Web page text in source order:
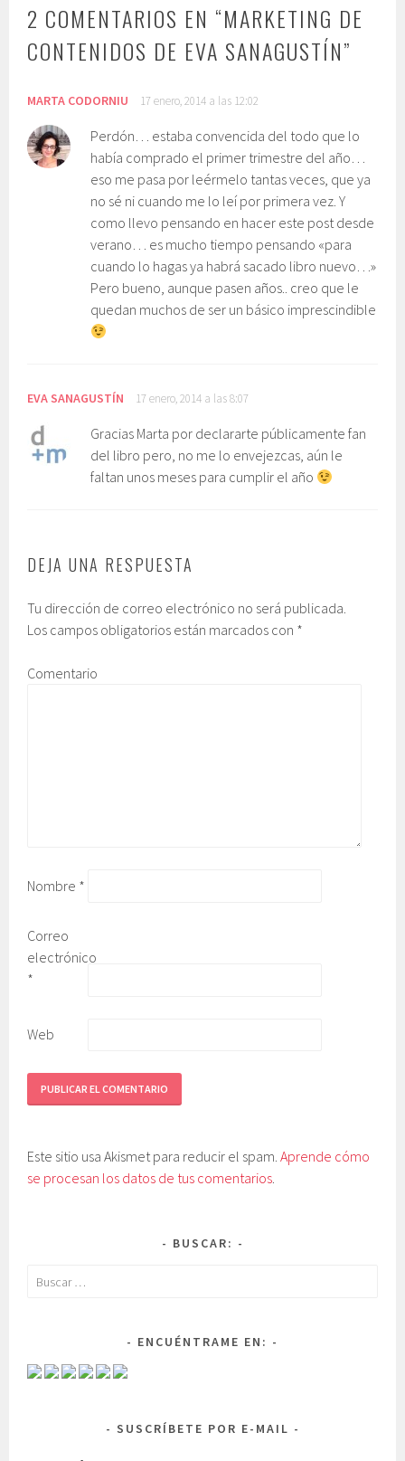
2 COMENTARIOS EN “MARKETING DE
CONTENIDOS DE EVA SANAGUSTÍN”
MARTA CODORNIU 17 enero, 2014 a las 12:02
Perdón… estaba convencida del todo que lo
había comprado el primer trimestre del año…
eso me pasa por leérmelo tantas veces, que ya
no sé ni cuando me lo leí por primera vez. Y
como llevo pensando en hacer este post desde
verano… es mucho tiempo pensando «para
cuando lo hagas ya habrá sacado libro nuevo…»
Pero bueno, aunque pasen años.. creo que le
quedan muchos de ser un básico imprescindible
EVA SANAGUSTÍN 17 enero, 2014 a las 8:07
Gracias Marta por declararte públicamente fan
del libro pero, no me lo envejezcas, aún le
faltan unos meses para cumplir el año
DEJA UNA RESPUESTA
Tu dirección de correo electrónico no será publicada.
Los campos obligatorios están marcados con *
Comentario
Nombre *
Correo
electrónico
*
Web
Este sitio usa Akismet para reducir el spam.Aprende cómo
se procesan los datos de tus comentarios.
BUSCAR:
Buscar:
ENCUÉNTRAME EN:
SUSCRÍBETE POR E-MAIL